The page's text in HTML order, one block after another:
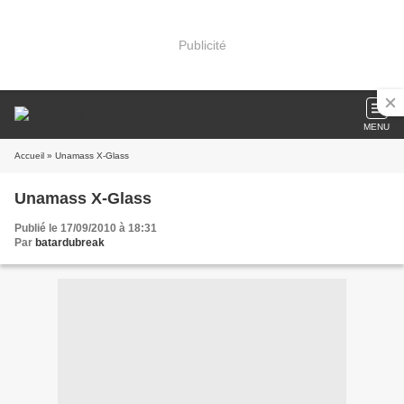
Publicité
MENU
Accueil » Unamass X-Glass
Unamass X-Glass
Publié le 17/09/2010 à 18:31
Par batardubreak